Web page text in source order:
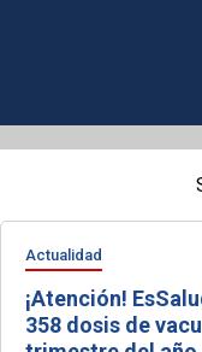
Actualidad
¡Atención!
358 dosis de